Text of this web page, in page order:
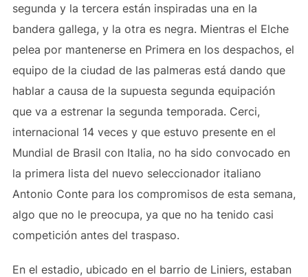
segunda y la tercera están inspiradas una en la
bandera gallega, y la otra es negra. Mientras el Elche
pelea por mantenerse en Primera en los despachos, el
equipo de la ciudad de las palmeras está dando que
hablar a causa de la supuesta segunda equipación
que va a estrenar la segunda temporada. Cerci,
internacional 14 veces y que estuvo presente en el
Mundial de Brasil con Italia, no ha sido convocado en
la primera lista del nuevo seleccionador italiano
Antonio Conte para los compromisos de esta semana,
algo que no le preocupa, ya que no ha tenido casi
competición antes del traspaso.
En el estadio, ubicado en el barrio de Liniers, estaban